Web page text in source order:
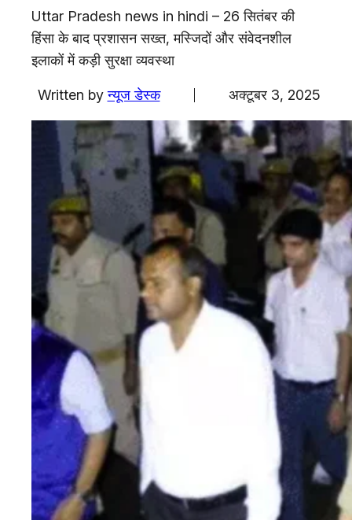
अंतरराष्ट्रीय
राशिफल
एजुकेशन
Facebook
Instagram
X
Uttar Pradesh news in hindi – 26 सितंबर की
हिंसा के बाद प्रशासन सख्त, मस्जिदों और संवेदनशील
इलाकों में कड़ी सुरक्षा व्यवस्था
Written by न्यूज डेस्क अक्टूबर 3, 2025